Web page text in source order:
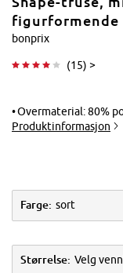
figurformende
bonprix
(15) >
Overmaterial: 80% polyamid, 20%
Produktinformasjon
Farge: sort
Størrelse: Velg